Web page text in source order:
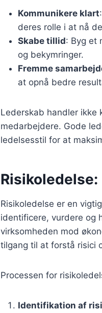
Kommunikere klart
deres rolle i at nå
Skabe tillid: Byg et
og bekymringer.
Fremme
at opnå bedre
Lederskab handler ikke
medarbejdere. Gode
ledelsesstil for at
Risikoledelse er en
identificere, vurdere og
virksomheden mod
tilgang til at forstå risici
Processen for
Identifikation af